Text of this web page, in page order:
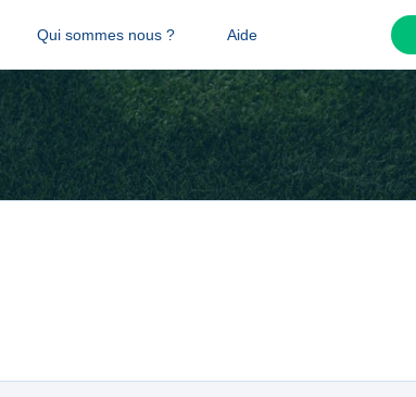
Qui sommes nous ? Aide